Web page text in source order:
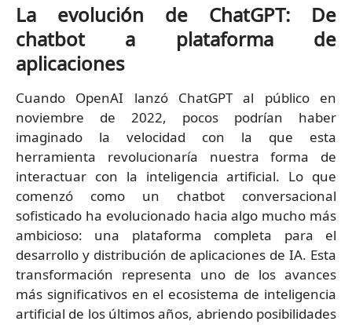
La evolución de ChatGPT: De
chatbot a plataforma de
aplicaciones
Cuando OpenAI lanzó ChatGPT al público en
noviembre de 2022, pocos podrían haber
imaginado la velocidad con la que esta
herramienta revolucionaría nuestra forma de
interactuar con la inteligencia artificial. Lo que
comenzó como un chatbot conversacional
sofisticado ha evolucionado hacia algo mucho más
ambicioso: una plataforma completa para el
desarrollo y distribución de aplicaciones de IA. Esta
transformación representa uno de los avances
más significativos en el ecosistema de inteligencia
artificial de los últimos años, abriendo posibilidades